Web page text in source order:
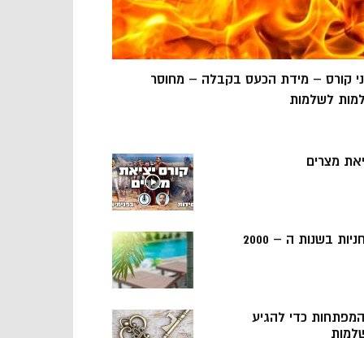
קורס – מידת הכעס בקבלה – מחוסר
לשלמות
מצרים
בשנות ה – 2000
5 המפתחות כדי להגיע